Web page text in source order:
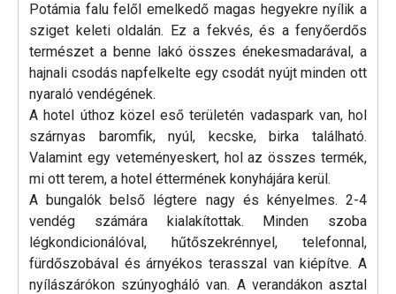
Potámia falu felől emelkedő magas hegyekre nyílik a
sziget keleti oldalán. Ez a fekvés, és a fenyőerdős
természet a benne lakó összes énekesmadarával, a
hajnali csodás napfelkelte egy csodát nyújt minden ott
nyaraló vendégének.
A hotel úthoz közel eső területén vadaspark van, hol
szárnyas baromfik, nyúl, kecske, birka található.
Valamint egy veteményeskert, hol az összes termék,
mi ott terem, a hotel éttermének konyhájára kerül.
A bungalók belső légtere nagy és kényelmes. 2-4
vendég számára kialakítottak. Minden szoba
légkondicionálóval, hűtőszekrénnyel, telefonnal,
fürdőszobával és árnyékos terasszal van kiépítve. A
nyílászárókon szúnyogháló van. A verandákon asztal